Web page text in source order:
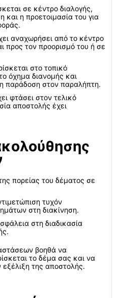
σε κέντρο διαλογής,
και η προετοιμασία του για
αναχωρήσει από το κέντρο
προς τον προορισμό του ή σε
στο τοπικό
όχημα διανομής και
παράδοση στον παραλήπτη.
φτάσει στον τελικό
αποστολής έχει
πορείας του δέματος σε
τυχόν
στη διακίνηση.
στη διαδικασία
βοηθά να
το δέμα σας και να
της αποστολής.